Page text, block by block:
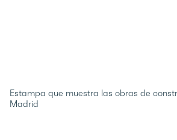
Estampa que muestra las obras de
Madrid